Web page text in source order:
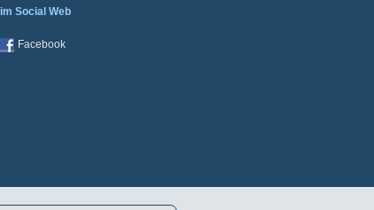
im Social Web
Facebook